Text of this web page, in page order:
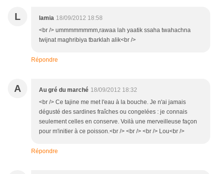
L lamia 18/09/2012 18:58
<br /> ummmmmmmm,rawaa lah yaatik ssaha twahachna
twijnat maghribiya tbarklah alik<br />
Répondre
A Au gré du marché 18/09/2012 18:32
<br /> Ce tajine me met l'eau à la bouche. Je n'ai jamais
dégusté des sardines fraîches ou congelées : je connais
seulement celles en conserve. Voilà une merveilleuse façon
pour m'initier à ce poisson.<br /> <br /> <br /> Lou<br />
Répondre